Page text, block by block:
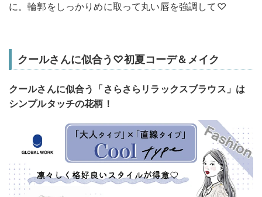
に。輪郭をしっかりめに取って丸い唇を強調して♡
クールさんに似合う♡初夏コーデ＆メイク
クールさんに似合う「さらさらリラックスブラウス」は
シンプルタッチの花柄！